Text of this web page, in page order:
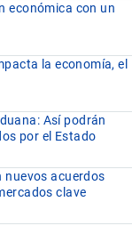
económica con un
la economía, el
Así podrán
por el Estado
nuevos acuerdos
clave